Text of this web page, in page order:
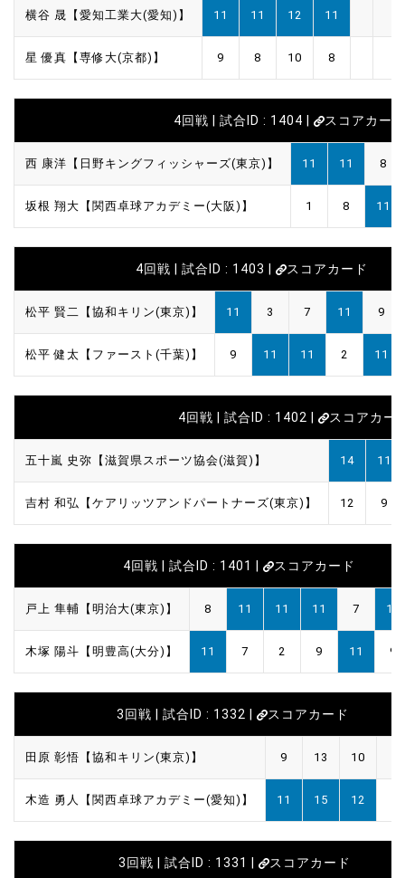
横谷 晟【愛知工業大(愛知)】 11 11 12 11
星 優真【専修大(京都)】 9 8 10 8
4回戦 | 試合ID : 1404 | スコアカード
西 康洋【日野キングフィッシャーズ(東京)】 11 11 8
坂根 翔大【関西卓球アカデミー(大阪)】 1 8 11
4回戦 | 試合ID : 1403 | スコアカード
松平 賢二【協和キリン(東京)】 11 3 7 11 9
松平 健太【ファースト(千葉)】 9 11 11 2 11
4回戦 | 試合ID : 1402 | スコアカー
五十嵐 史弥【滋賀県スポーツ協会(滋賀)】 14 11
吉村 和弘【ケアリッツアンドパートナーズ(東京)】 12 9
4回戦 | 試合ID : 1401 | スコアカード
戸上 隼輔【明治大(東京)】 8 11 11 11 7 11
木塚 陽斗【明豊高(大分)】 11 7 2 9 11 9
3回戦 | 試合ID : 1332 | スコアカード
田原 彰悟【協和キリン(東京)】 9 13 10
木造 勇人【関西卓球アカデミー(愛知)】 11 15 12
3回戦 | 試合ID : 1331 | スコアカード